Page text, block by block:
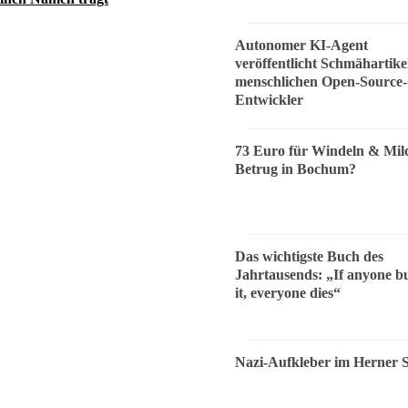
Autonomer KI-Agent
veröffentlicht
menschlichen Open-Source-
Entwickler
73 Euro für Windeln &
Betrug in Bochum?
Das wichtigste Buch des
Jahrtausends: „If anyone
it, everyone dies“
Nazi-Aufkleber im Herner